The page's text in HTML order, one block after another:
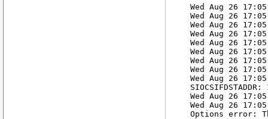
Wed Aug 26
Wed Aug 26
Wed Aug 26
Wed Aug 26
Wed Aug 26
Wed Aug 26
Wed Aug 26
Wed Aug 26
Wed Aug 26
Wed Aug 26
Wed Aug 26
Options error: